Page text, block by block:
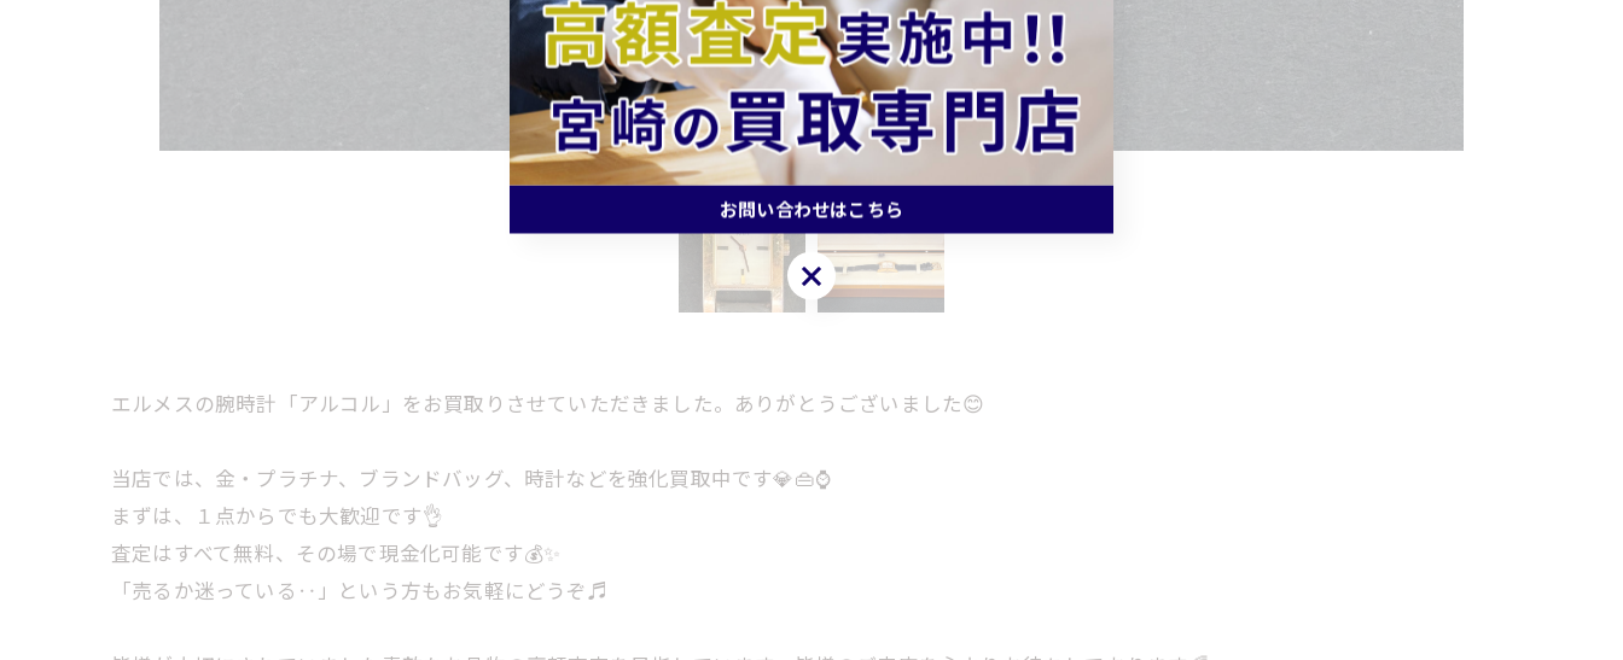
エルメスの腕時計「アルコル」をお買取りさせていただきました。ありがとうございました😊
当店では、金・プラチナ、ブランドバッグ、時計などを強化買取中です💎👜⌚
まずは、１点からでも大歓迎です👌
査定はすべて無料、その場で現金化可能です💰✨
「売るか迷っている‥」という方もお気軽にどうぞ♬
お問い合わせはこちら
お問い合わせはこちら